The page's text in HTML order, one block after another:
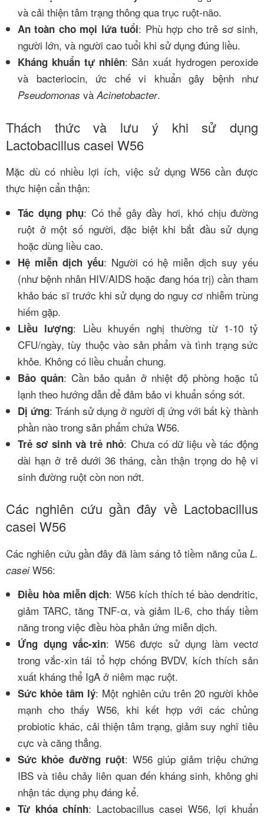
và cải thiện tâm trạng thông qua trục ruột-não.
An toàn cho mọi lứa tuổi: Phù hợp cho trẻ sơ sinh,
người lớn, và người cao tuổi khi sử dụng đúng liều.
Kháng khuẩn tự nhiên: Sản xuất hydrogen peroxide
và bacteriocin, ức chế vi khuẩn gây bệnh như
Pseudomonas vàAcinetobacter.
Thách thức và lưu ý khi sử dụng
Lactobacillus casei W56
Mặc dù có nhiều lợi ích, việc sử dụng W56 cần được
thực hiện cẩn thận:
Tác dụng phụ: Có thể gây đầy hơi, khó chịu đường
ruột ở một số người, đặc biệt khi bắt đầu sử dụng
hoặc dùng liều cao.
Hệ miễn dịch yếu: Người có hệ miễn dịch suy yếu
(như bệnh nhân HIV/AIDS hoặc đang hóa trị) cần tham
khảo bác sĩ trước khi sử dụng do nguy cơ nhiễm trùng
hiếm gặp.
Liều lượng: Liều khuyến nghị thường từ 1-10 tỷ
CFU/ngày, tùy thuộc vào sản phẩm và tình trạng sức
khỏe. Không có liều chuẩn chung.
Bảo quản: Cần bảo quản ở nhiệt độ phòng hoặc tủ
lạnh theo hướng dẫn để đảm bảo vi khuẩn sống sót.
Dị ứng: Tránh sử dụng ở người dị ứng với bất kỳ thành
phần nào trong sản phẩm chứa W56.
Trẻ sơ sinh và trẻ nhỏ: Chưa có dữ liệu về tác động
dài hạn ở trẻ dưới 36 tháng, cần thận trọng do hệ vi
sinh đường ruột còn non nớt.
Các nghiên cứu gần đây về Lactobacillus
casei W56
Các nghiên cứu gần đây đã làm sáng tỏ tiềm năng của L.
caseiW56:
Điều hòa miễn dịch: W56 kích thích tế bào dendritic,
giảm TARC, tăng TNF-α, và giảm IL-6, cho thấy tiềm
năng trong việc điều hòa phản ứng miễn dịch.
Ứng dụng vắc-xin: W56 được sử dụng làm vectơ
trong vắc-xin tái tổ hợp chống BVDV, kích thích sản
xuất kháng thể IgA ở niêm mạc ruột.
Sức khỏe tâm lý: Một nghiên cứu trên 20 người khỏe
mạnh cho thấy W56, khi kết hợp với các chủng
probiotic khác, cải thiện tâm trạng, giảm suy nghĩ tiêu
cực và căng thẳng.
Sức khỏe đường ruột: W56 giúp giảm triệu chứng
IBS và tiêu chảy liên quan đến kháng sinh, không ghi
nhận tác dụng phụ đáng kể.
Từ khóa chính: Lactobacillus casei W56, lợi khuẩn